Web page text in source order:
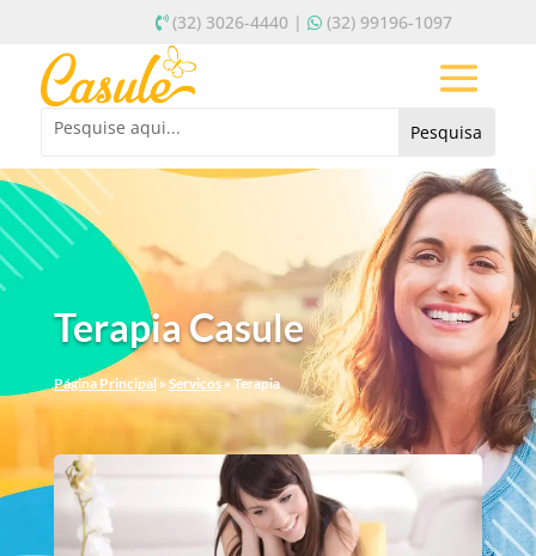
(32) 3026-4440 | (32) 99196-1097
Terapia Casule
Página Principal»Serviços»Terapia